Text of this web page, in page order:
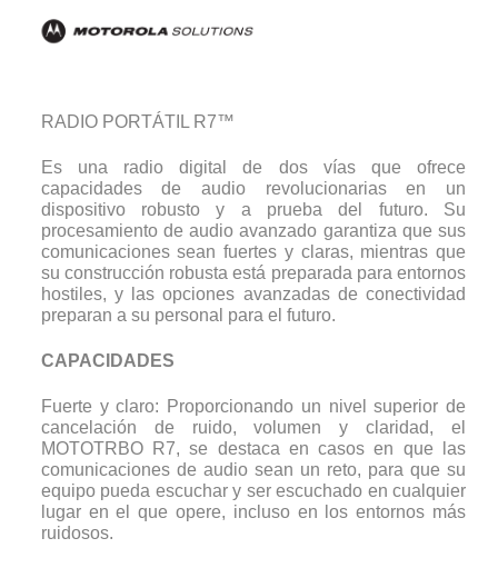
RADIO PORTÁTIL R7™
Es una radio digital de dos vías que ofrece
capacidades de audio revolucionarias en un
dispositivo robusto y a prueba del futuro. Su
procesamiento de audio avanzado garantiza que sus
comunicaciones sean fuertes y claras, mientras que
su construcción robusta está preparada para entornos
hostiles, y las opciones avanzadas de conectividad
preparan a su personal para el futuro.
CAPACIDADES
Fuerte y claro: Proporcionando un nivel superior de
cancelación de ruido, volumen y claridad, el
MOTOTRBO R7, se destaca en casos en que las
comunicaciones de audio sean un reto, para que su
equipo pueda escuchar y ser escuchado en cualquier
lugar en el que opere, incluso en los entornos más
ruidosos.